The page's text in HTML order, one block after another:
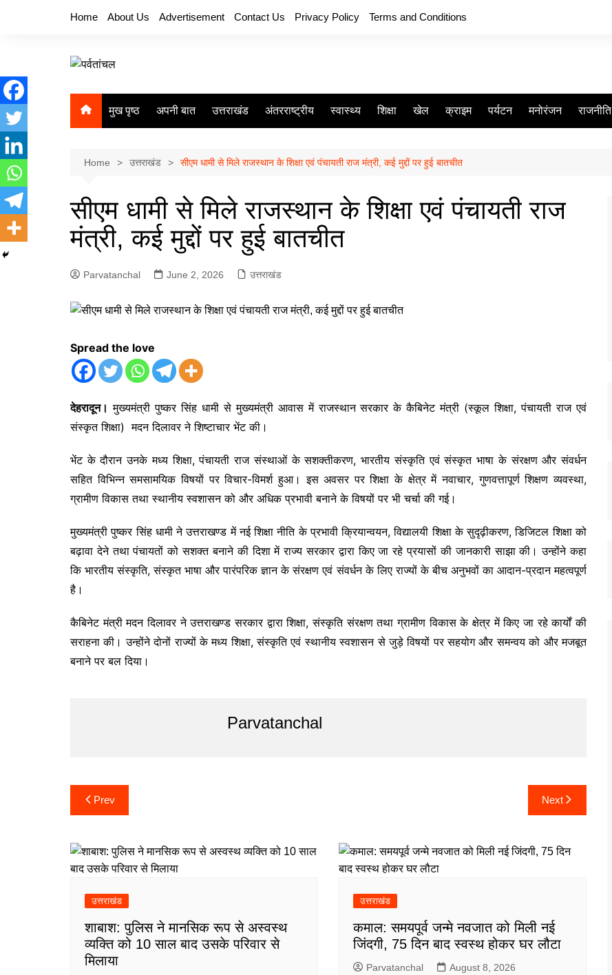
Home About Us Advertisement Contact Us Privacy Policy Terms and Conditions
मुख पृष्ठ अपनी बात उत्तराखंड अंतरराष्ट्रीय स्वास्थ्य शिक्षा खेल क्राइम पर्यटन मनोरंजन राजनीति
Home उत्तराखंड सीएम धामी से मिले राजस्थान के शिक्षा एवं पंचायती राज मंत्री, कई मुद्दों पर हुई बातचीत
सीएम धामी से मिले राजस्थान के शिक्षा एवं पंचायती राज
मंत्री, कई मुद्दों पर हुई बातचीत
Parvatanchal June 2, 2026 उत्तराखंड
Spread the love
देहरादून। मुख्यमंत्री पुष्कर सिंह धामी से मुख्यमंत्री आवास में राजस्थान सरकार के कैबिनेट मंत्री (स्कूल शिक्षा, पंचायती राज एवं
संस्कृत शिक्षा) मदन दिलावर ने शिष्टाचार भेंट की।
भेंट के दौरान उनके मध्य शिक्षा, पंचायती राज संस्थाओं के सशक्तीकरण, भारतीय संस्कृति एवं संस्कृत भाषा के संरक्षण और संवर्धन
सहित विभिन्न समसामयिक विषयों पर विचार-विमर्श हुआ। इस अवसर पर शिक्षा के क्षेत्र में नवाचार, गुणवत्तापूर्ण शिक्षण व्यवस्था,
ग्रामीण विकास तथा स्थानीय स्वशासन को और अधिक प्रभावी बनाने के विषयों पर भी चर्चा की गई।
मुख्यमंत्री पुष्कर सिंह धामी ने उत्तराखण्ड में नई शिक्षा नीति के प्रभावी क्रियान्वयन, विद्यालयी शिक्षा के सुदृढ़ीकरण, डिजिटल शिक्षा को
बढ़ावा देने तथा पंचायतों को सशक्त बनाने की दिशा में राज्य सरकार द्वारा किए जा रहे प्रयासों की जानकारी साझा की। उन्होंने कहा
कि भारतीय संस्कृति, संस्कृत भाषा और पारंपरिक ज्ञान के संरक्षण एवं संवर्धन के लिए राज्यों के बीच अनुभवों का आदान-प्रदान महत्वपूर्ण
है।
कैबिनेट मंत्री मदन दिलावर ने उत्तराखण्ड सरकार द्वारा शिक्षा, संस्कृति संरक्षण तथा ग्रामीण विकास के क्षेत्र में किए जा रहे कार्यों की
सराहना की। उन्होंने दोनों राज्यों के मध्य शिक्षा, संस्कृति एवं स्थानीय स्वशासन से जुड़े विषयों पर सहयोग और समन्वय को और मजबूत
बनाने पर बल दिया।
Parvatanchal
Post
navigation
Prev Next
उत्तराखंड
शाबाश: पुलिस ने मानसिक रूप से अस्वस्थ
व्यक्ति को 10 साल बाद उसके परिवार से
मिलाया
उत्तराखंड
कमाल: समयपूर्व जन्मे नवजात को मिली नई
जिंदगी, 75 दिन बाद स्वस्थ होकर घर लौटा
Parvatanchal August 8, 2026